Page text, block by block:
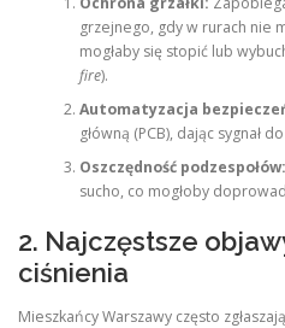
grzejnego, gdy w rurach nie
mogłaby się stopić lub
fire).
Automatyzacja
główną (PCB), dając sygnał
Oszczędność podzespołów:
sucho, co mogłoby
2. Najczęstsze
ciśnienia
Mieszkańcy Warszawy często